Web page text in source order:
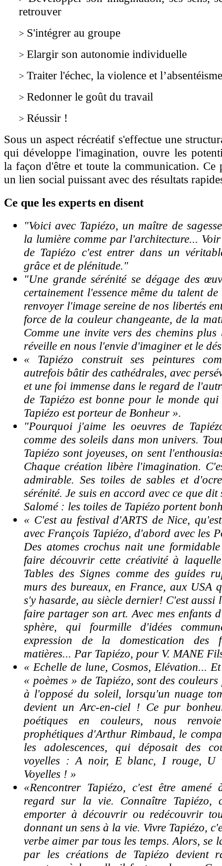
retrouver
> S'intégrer au groupe
> Elargir son autonomie individuelle
> Traiter l'échec, la violence et l’absentéisme
> Redonner le goût du travail
> Réussir !
Sous un aspect récréatif s'effectue une
qui développe l'imagination, ouvre les
la façon d'être et toute la communication. Ce
un lien social puissant avec des résultats
Ce que les experts en disent
"Voici avec Tapiézo, un maître de
la lumière comme par l'architecture...
de Tapiézo c'est entrer dans un
grâce et de plénitude."
"Une grande sérénité se dégage des
certainement l'essence même du talent
renvoyer l'image sereine de nos libertés
force de la couleur changeante, de la
Comme une invite vers des chemins plus
réveille en nous l'envie d'imaginer et le
« Tapiézo construit ses peintures
autrefois bâtir des cathédrales, avec
et une foi immense dans le regard de
de Tapiézo est bonne pour le monde
Tapiézo est porteur de Bonheur ».
"Pourquoi j'aime les oeuvres de
comme des soleils dans mon univers.
Tapiézo sont joyeuses, on sent
Chaque création libère l'imagination.
admirable. Ses toiles de sables et
sérénité. Je suis en accord avec ce que dit
Salomé : les toiles de Tapiézo portent
« C'est au festival d'ARTS de Nice,
avec François Tapiézo, d'abord avec les
Des atomes crochus nait une
faire découvrir cette créativité à
Tables des Signes comme des guides
murs des bureaux, en France, aux USA
s'y hasarde, au siècle dernier! C'est aussi
faire partager son art. Avec mes enfants
sphère, qui fourmille d'idées
expression de la domestication des
matières... Par Tapiézo, pour V. MANE
« Echelle de lune, Cosmos, Elévation...
« poèmes » de Tapiézo, sont des
à l'opposé du soleil, lorsqu'un nuage
devient un Arc-en-ciel ! Ce pur
poétiques en couleurs, nous
prophétiques d'Arthur Rimbaud, le
les adolescences, qui déposait des
voyelles : A noir, E blanc, I rouge, U
Voyelles ! »
«Rencontrer Tapiézo, c'est être amené
regard sur la vie. Connaître Tapiézo,
emporter à découvrir ou redécouvrir
donnant un sens à la vie. Vivre Tapiézo,
verbe aimer par tous les temps. Alors, se
par les créations de Tapiézo devient